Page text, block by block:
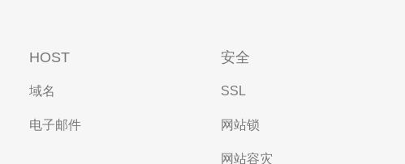
HOST
域名
电子邮件
安全
SSL
网站锁
网站容灾